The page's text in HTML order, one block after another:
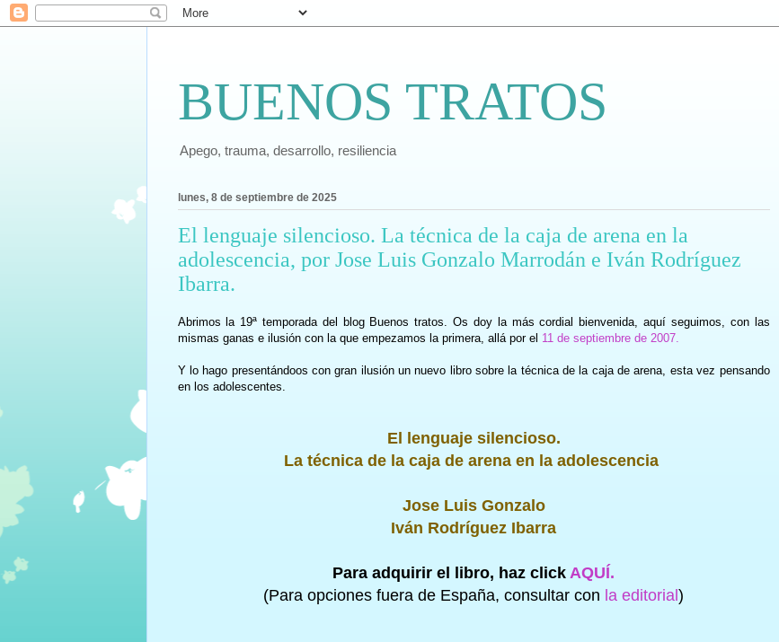
BUENOS TRATOS
Apego, trauma, desarrollo, resiliencia
lunes, 8 de septiembre de 2025
El lenguaje silencioso. La técnica de la caja de arena en la
adolescencia, por Jose Luis Gonzalo Marrodán e Iván Rodríguez
Ibarra.
Abrimos la 19ª temporada del blog Buenos tratos. Os doy la más cordial bienvenida, aquí seguimos, con las
mismas ganas e ilusión con la que empezamos la primera, allá por el 11 de septiembre de 2007.
Y lo hago presentándoos con gran ilusión un nuevo libro sobre la técnica de la caja de arena, esta vez pensando
en los adolescentes.
El lenguaje silencioso.
La técnica de la caja de arena en la adolescencia
Jose Luis Gonzalo
Iván Rodríguez Ibarra
Para adquirir el libro, haz click AQUÍ.
(Para opciones fuera de España, consultar con la editorial)